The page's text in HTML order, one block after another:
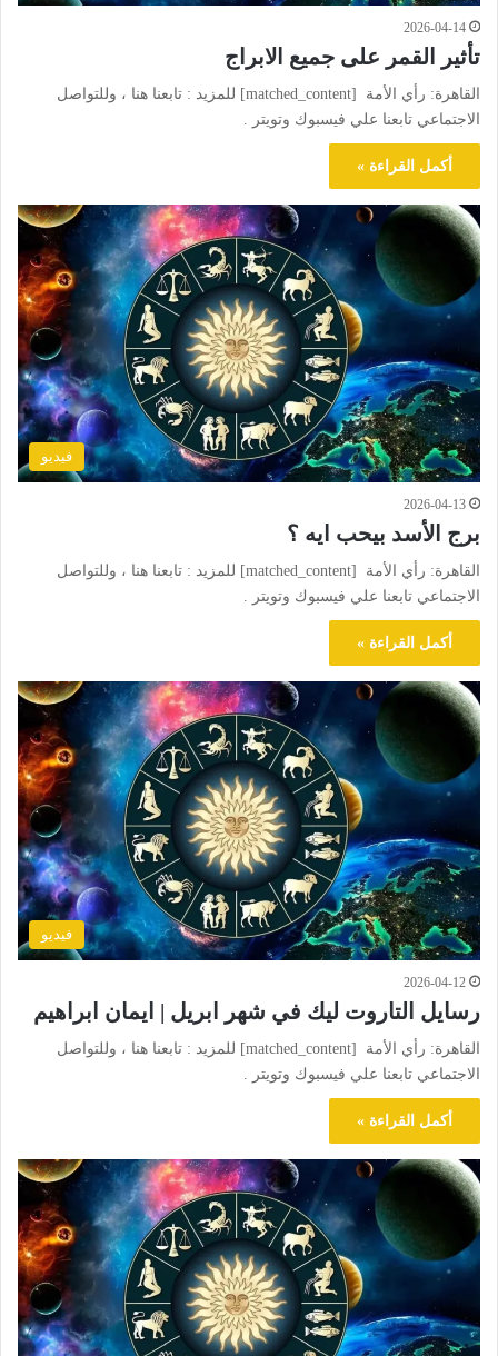
2026-04-14
تأثير القمر على جميع الابراج
القاهرة: رأي الأمة [matched_content] للمزيد : تابعنا هنا ، وللتواصل
الاجتماعي تابعنا علي فيسبوك وتويتر .
أكمل القراءة »
فيديو
2026-04-13
برج الأسد بيحب ايه ؟
القاهرة: رأي الأمة [matched_content] للمزيد : تابعنا هنا ، وللتواصل
الاجتماعي تابعنا علي فيسبوك وتويتر .
أكمل القراءة »
فيديو
2026-04-12
رسايل التاروت ليك في شهر ابريل | ايمان ابراهيم
القاهرة: رأي الأمة [matched_content] للمزيد : تابعنا هنا ، وللتواصل
الاجتماعي تابعنا علي فيسبوك وتويتر .
أكمل القراءة »